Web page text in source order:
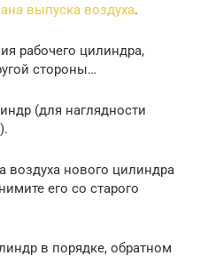
выпуска воздуха.
рабочего цилиндра,
стороны…
(для наглядности
воздуха нового цилиндра
его со старого
в порядке, обратном